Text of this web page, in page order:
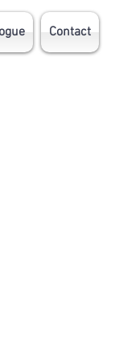
Contact